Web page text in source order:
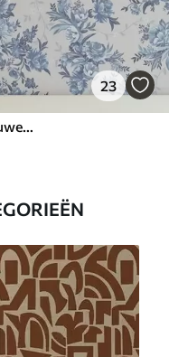
23
Delicate bloemen en bladeren in blauwe en blauwe kleuren op een lichte achtergrond